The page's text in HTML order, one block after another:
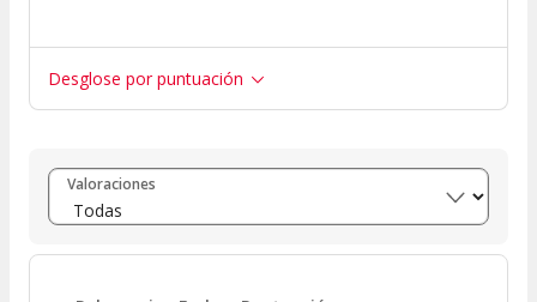
Desglose por puntuación
Entre 8 y 10 (139)
Entre 6 y 8 (6)
Entre 4 y 6 2
Valoraciones